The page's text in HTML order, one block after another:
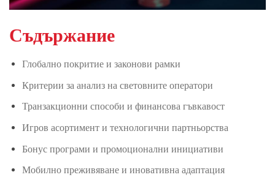
Съдържание
Глобално покритие и законови рамки
Критерии за анализ на световните оператори
Транзакционни способи и финансова гъвкавост
Игров асортимент и технологични партньорства
Бонус програми и промоционални инициативи
Мобилно преживяване и иновативна адаптация